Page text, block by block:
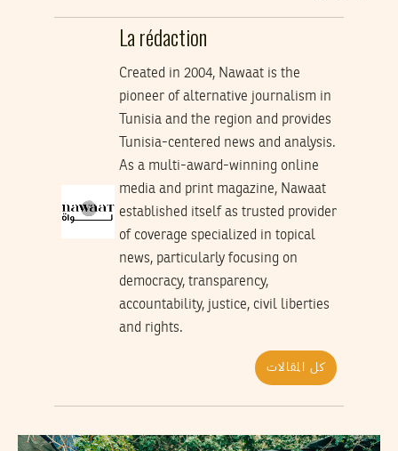
La rédaction
Created in 2004, Nawaat is the
pioneer of alternative journalism in
Tunisia and the region and provides
Tunisia-centered news and analysis.
As a multi-award-winning online
media and print magazine, Nawaat
established itself as trusted provider
of coverage specialized in topical
news, particularly focusing on
democracy, transparency,
accountability, justice, civil liberties
and rights.
كل المقالات